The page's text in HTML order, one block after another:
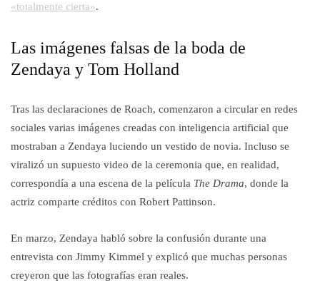
«totalmente cierta».
Las imágenes falsas de la boda de
Zendaya y Tom Holland
Tras las declaraciones de Roach, comenzaron a circular en redes
sociales varias imágenes creadas con inteligencia artificial que
mostraban a Zendaya luciendo un vestido de novia. Incluso se
viralizó un supuesto video de la ceremonia que, en realidad,
correspondía a una escena de la película The Drama, donde la
actriz comparte créditos con Robert Pattinson.
En marzo, Zendaya habló sobre la confusión durante una
entrevista con Jimmy Kimmel y explicó que muchas personas
creyeron que las fotografías eran reales.